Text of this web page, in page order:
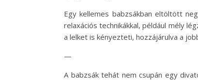
Egy kellemes babzsákban eltöltött
relaxációs technikákkal, például mély
a lelket is kényezteti, hozzájárulva a
—
A babzsák tehát nem csupán egy